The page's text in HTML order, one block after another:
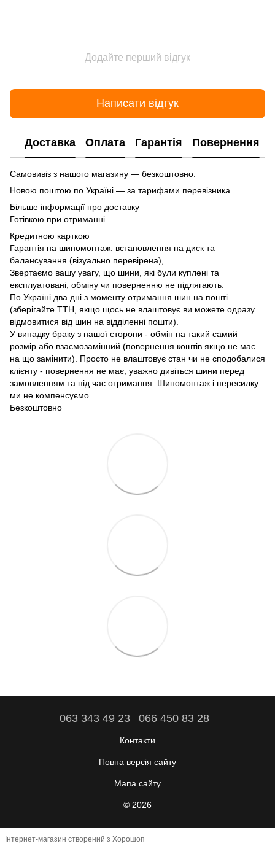
Додайте перший відгук
Написати відгук
Доставка Оплата Гарантія Повернення
Самовивіз з нашого магазину — безкоштовно.
Новою поштою по Україні — за тарифами перевізника.
Більше інформації про доставку
Готівкою при отриманні
Кредитною карткою
Гарантія на шиномонтаж: встановлення на диск та
балансування (візуально перевірена),
Звертаємо вашу увагу, що шини, які були куплені та
експлуатовані, обміну чи поверненню не підлягають.
По Україні два дні з моменту отримання шин на пошті
(зберігайте ТТН, якщо щось не влаштовує ви можете одразу
відмовитися від шин на відділенні пошти).
У випадку браку з нашої сторони - обмін на такий самий
розмір або взаємозамінний (повернення коштів якщо не має
на що замінити). Просто не влаштовує стан чи не сподобалися
клієнту - повернення не має, уважно дивіться шини перед
замовленням та під час отримання. Шиномонтаж і пересилку
ми не компенсуємо.
Безкоштовно
063 343 49 23 066 450 83 28
Контакти
Повна версія сайту
Мапа сайту
© 2026
Інтернет-магазин створений з Хорошоп